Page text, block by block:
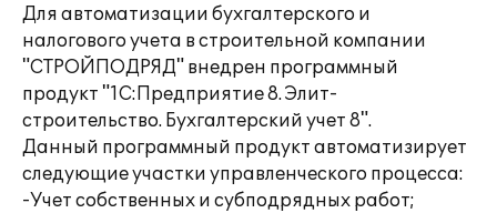
Для автоматизации бухгалтерского и
налогового учета в строительной компании
"СТРОЙПОДРЯД" внедрен программный
продукт "1C:Предприятие 8. Элит-
строительство. Бухгалтерский учет 8".
Данный программный продукт автоматизирует
следующие участки управленческого процесса:
-Учет собственных и субподрядных работ;